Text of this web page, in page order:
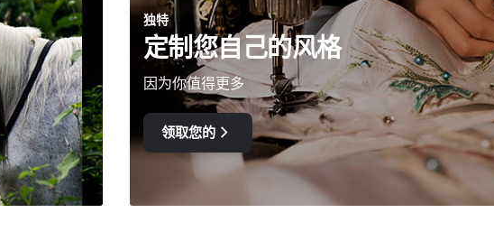
独特
定制您自己的风格
因为你值得更多
领取您的